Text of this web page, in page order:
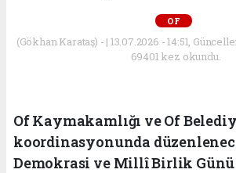
OF
(Gökhan Karataş) - | 13.07.2026 - 14:51,
69401 kez okundu.
Of Kaymakamlığı ve Of
koordinasyonunda
Demokrasi ve Millî Birlik Günü